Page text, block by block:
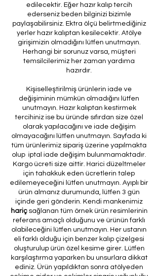
edilecektir. Eğer hazır kalıp tercih
ederseniz beden bilginizi bizimle
paylaşabilirsiniz. Ektra ölçü belirtmediğiniz
yerler hazır kalıptan kesilecektir. Atölye
girişimizin olmadığını lütfen unutmayın.
Herhangi bir sorunuz varsa, müşteri
temsilcilerimiz her zaman yardıma
hazırdır.
Kişiselleştirilmiş ürünlerin iade ve
değişiminin mümkün olmadığını lütfen
unutmayın. Hazır kalıptan kestirmek
tercihiniz ise bu üründe sıfırdan size özel
olarak yapılacağını ve iade değişim
olmayacağını lütfen unutmayın. Sayfada ki
tüm ürünlerimiz sipariş üzerine yapılmakta
olup iptal iade değişim bulunmamaktadır.
Kargo ücreti size aittir. Harici düzeltmeler
için tahakkuk eden ücretlerin talep
edilemeyeceğini lütfen unutmayın. Ayıplı bir
ürün almanız durumunda, lütfen 3 gün
içinde geri gönderin. Kendi mankenimiz
hariçsağlanan tüm örnek ürün resimlerinin
referans amaçlı olduğunu ve ürünün farklı
olabileceğini lütfen unutmayın. Her ustanın
eli farklı olduğu için benzer kalıp çizelgesi
oluşturulup ürün özel kesime girer. Lütfen
karşılaştırma yaparken bu unsurlara dikkat
ediniz. Ürün yapıldıktan sonra atölyeden